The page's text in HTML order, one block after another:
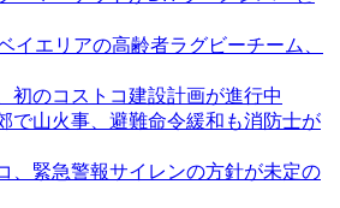
イエリアの高齢者ラグビーチーム、
初のコストコ建設計画が進行中
で山火事、避難命令緩和も消防士が
、緊急警報サイレンの方針が未定の